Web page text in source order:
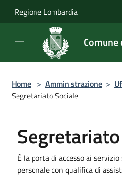
Regione Lombardia
Comune
Home > Amministrazione >
Segretariato Sociale
È la porta di accesso ai
personale con qualifica di